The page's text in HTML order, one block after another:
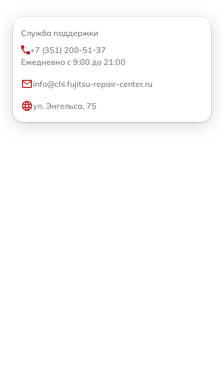
Служба поддержки
+7 (351) 200-51-37
Ежедневно с 9:00 до 21:00
info@chl.fujitsu-repair-center.ru
ул. Энгельса, 75